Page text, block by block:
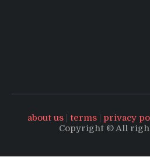
about us| terms| privacy
Copyright © All